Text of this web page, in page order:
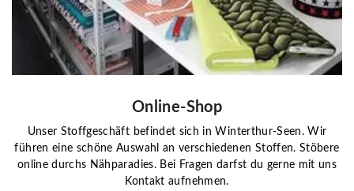
Online-Shop
Unser Stoffgeschäft befindet sich in Winterthur-Seen. Wir
führen eine schöne Auswahl an verschiedenen Stoffen. Stöbere
online durchs Nähparadies. Bei Fragen darfst du gerne mit uns
Kontakt aufnehmen.